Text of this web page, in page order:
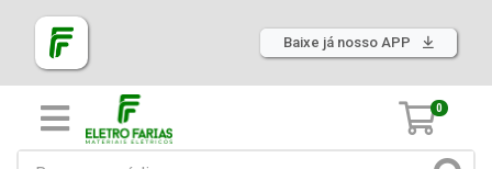
Baixe já nosso APP
0